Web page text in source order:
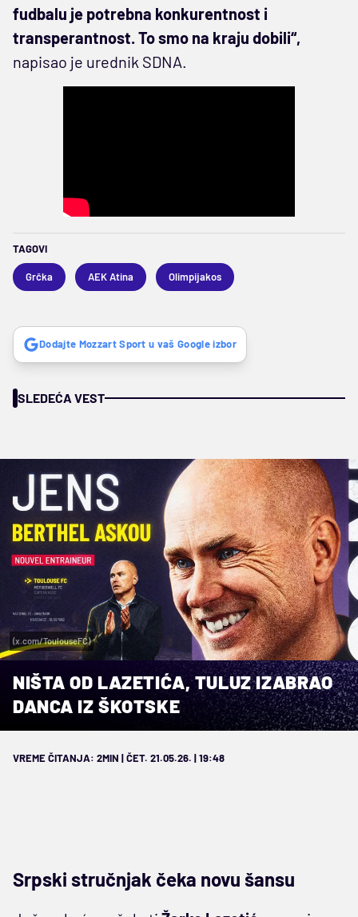
fudbalu je potrebna konkurentnost i
transperantnost. To smo na kraju dobili“,
napisao je urednik SDNA.
TAGOVI
Grčka AEK Atina Olimpijakos
Dodajte Mozzart Sport u vaš Google izbor
SLEDEĆA VEST
(x.com/ToulouseFC)
NIŠTA OD LAZETIĆA, TULUZ IZABRAO
DANCA IZ ŠKOTSKE
VREME ČITANJA: 2MIN | ČET. 21.05.26. | 19:48
Srpski stručnjak čeka novu šansu